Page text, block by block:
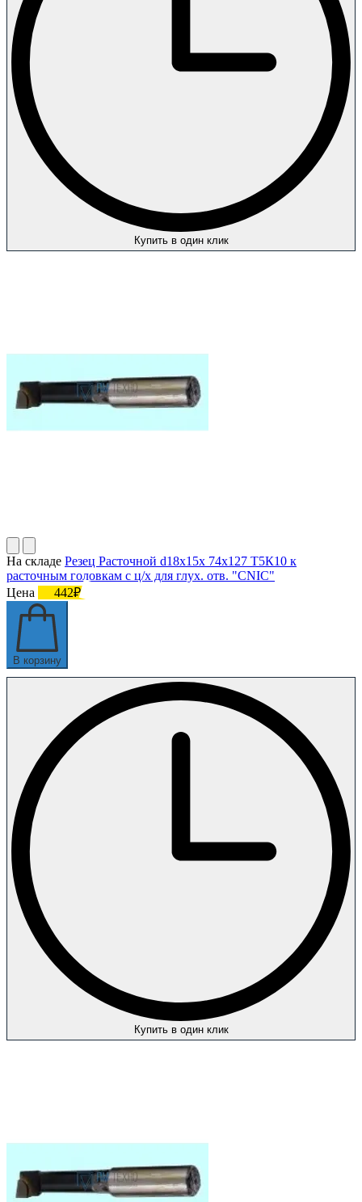
Купить в один клик
На складе Резец Расточной d18х15х 74х127 Т5К10 к
расточным головкам с ц/х для глух. отв. "CNIC"
Цена
442₽
В корзину
Купить в один клик